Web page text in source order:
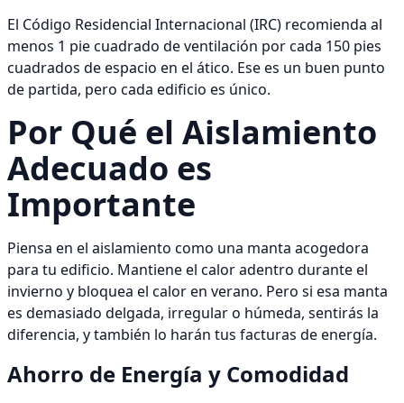
El Código Residencial Internacional (IRC) recomienda al
menos 1 pie cuadrado de ventilación por cada 150 pies
cuadrados de espacio en el ático. Ese es un buen punto
de partida, pero cada edificio es único.
Por Qué el Aislamiento
Adecuado es
Importante
Piensa en el aislamiento como una manta acogedora
para tu edificio. Mantiene el calor adentro durante el
invierno y bloquea el calor en verano. Pero si esa manta
es demasiado delgada, irregular o húmeda, sentirás la
diferencia, y también lo harán tus facturas de energía.
Ahorro de Energía y Comodidad